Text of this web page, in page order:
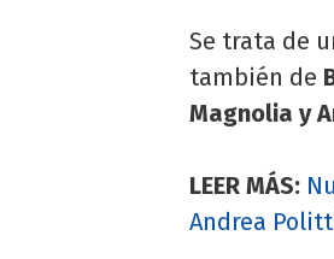
Se trata de
también de
Magnolia y
LEER MÁS:
Andrea